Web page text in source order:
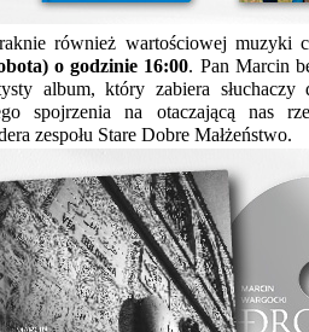
również wartościowej muzyki
o godzinie 16:00. Pan Marcin
album, który zabiera słuchaczy
spojrzenia na otaczającą nas
zespołu Stare Dobre Małżeństwo.